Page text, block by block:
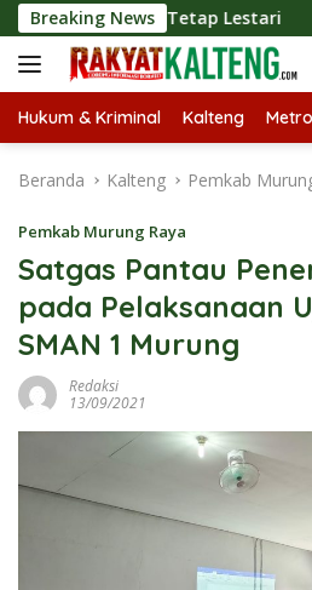
Langsung
ke
konten
Breaking News
Tetap Lestari SMSI
Hukum & Kriminal Kalteng
Beranda Kalteng Pemkab
Pemkab Murung Raya
Satgas Pantau
pada Pelaksanaan
SMAN 1 Murung
Redaksi
13/09/2021